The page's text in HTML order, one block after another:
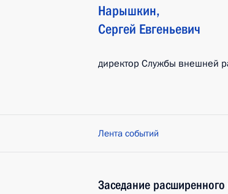
Нарышкин,
Сергей Евгеньевич
директор Службы внешней
Лента событий
Заседание